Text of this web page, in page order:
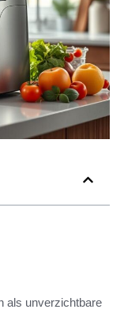
als unverzichtbare